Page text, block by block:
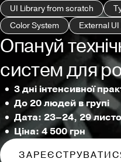
UI Library from scratch
Color System
External
Опануй
систем для
3 дні інтенсивної
До 20 людей в групі
Дата: 23–24, 29
Ціна: 4 500 грн